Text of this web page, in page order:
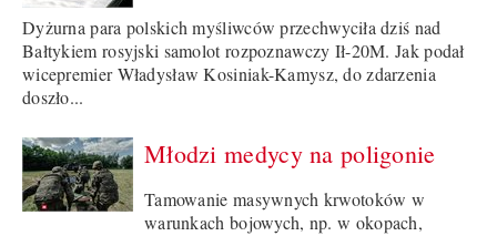
Dyżurna para polskich myśliwców przechwyciła dziś nad
Bałtykiem rosyjski samolot rozpoznawczy Ił-20M. Jak podał
wicepremier Władysław Kosiniak-Kamysz, do zdarzenia
doszło...
Młodzi medycy na poligonie
Tamowanie masywnych krwotoków w
warunkach bojowych, np. w okopach,